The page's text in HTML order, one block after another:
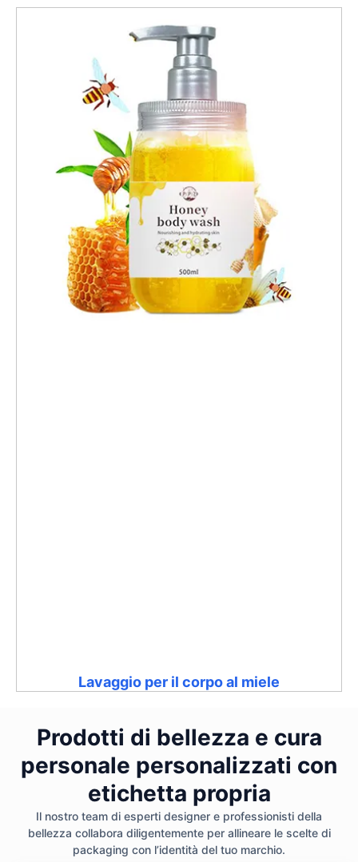
Lavaggio per il corpo al miele
Prodotti di bellezza e cura
personale personalizzati con
etichetta propria
Il nostro team di esperti designer e professionisti della
bellezza collabora diligentemente per allineare le scelte di
packaging con l’identità del tuo marchio.